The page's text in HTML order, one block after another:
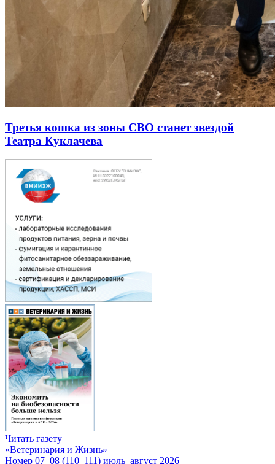
Третья кошка из зоны СВО станет звездой
Театра Куклачева
Читать газету
«Ветеринария и Жизнь»
Номер 07–08 (110–111) июль–август 2026